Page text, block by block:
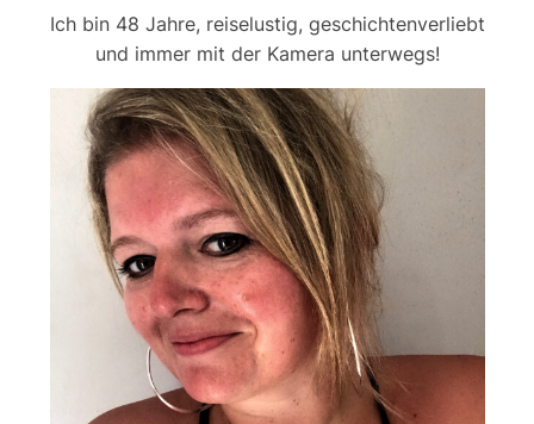
Ich bin 48 Jahre, reiselustig, geschichtenverliebt
und immer mit der Kamera unterwegs!